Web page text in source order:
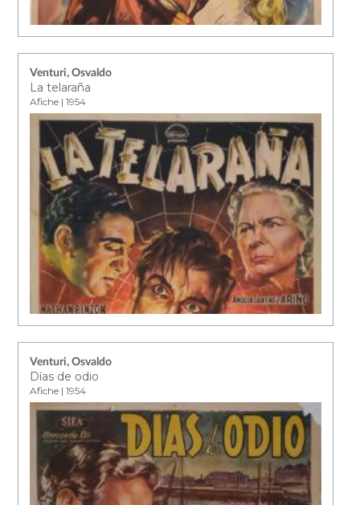
Venturi, Osvaldo
La telaraña
Afiche | 1954
Venturi, Osvaldo
Días de odio
Afiche | 1954